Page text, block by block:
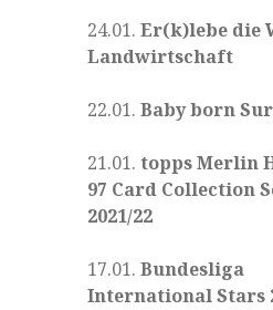
24.01.Er(k)lebe die
Landwirtschaft
22.01.Baby born
21.01.topps Merlin
97 Card Collection
2021/22
17.01.Bundesliga
International Stars